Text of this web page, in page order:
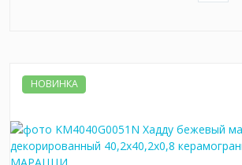
НОВИНКА